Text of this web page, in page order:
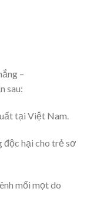
–
sau:
tại Việt Nam.
độc hại cho trẻ sơ
mối mọt do